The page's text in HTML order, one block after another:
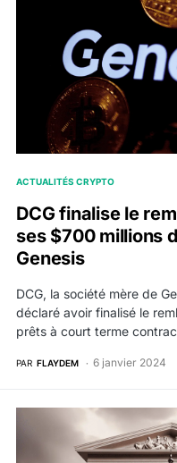
ACTUALITÉS CRYPTO
DCG finalise le
ses $700 millions
Genesis
DCG, la société mère de
déclaré avoir finalisé le
prêts à court terme
PAR FLAYDEM 6 janvier 2024
de $1 milliard à
Gemini poursuit